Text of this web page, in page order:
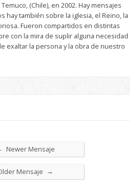
(Chile), en 2002. Hay mensajes
hay también sobre la iglesia, el Reino, la
Fueron compartidos en distintas
con la mira de suplir alguna necesidad
exaltar la persona y la obra de nuestro
Newer Mensaje
Mensaje →